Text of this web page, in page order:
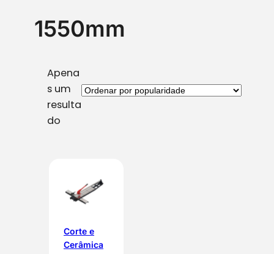
1550mm
Apena
s um
resulta
do
Corte e
Cerâmica